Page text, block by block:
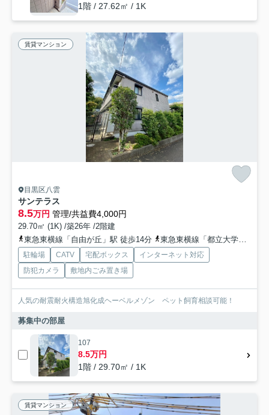
1階 / 27.62㎡ / 1K
賃貸マンション
目黒区八雲
サンテラス
8.5万円 管理/共益費4,000円
29.70㎡ (1K) /築26年 /2階建
東急東横線「自由が丘」駅 徒歩14分
東急東横線「都立大学」駅 徒歩15分
駐輪場 CATV 宅配ボックス
インターネット対応
防犯カメラ
敷地内ごみ置き場
人気の耐震耐火構造旭化成ヘーベルメゾン ペット飼育相談可能！
募集中の部屋
107
8.5万円
1階 / 29.70㎡ / 1K
賃貸マンション